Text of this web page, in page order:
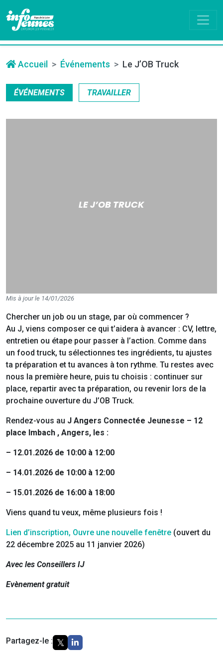
Accueil Événements Le J’OB Truck
ÉVÉNEMENTS TRAVAILLER
LE J’OB TRUCK
Mis à jour le 14/01/2026
Chercher un job ou un stage, par où commencer ?
Au J, viens composer ce qui t’aidera à avancer : CV, lettre,
entretien ou étape pour passer à l’action. Comme dans
un food truck, tu sélectionnes tes ingrédients, tu ajustes
ta préparation et tu avances à ton rythme. Tu restes avec
nous la première heure, puis tu choisis : continuer sur
place, repartir avec ta préparation, ou revenir lors de la
prochaine ouverture du J’OB Truck.
Rendez-vous au J Angers Connectée Jeunesse – 12
place Imbach , Angers, les :
– 12.01.2026 de 10:00 à 12:00
– 14.01.2026 de 10:00 à 12:00
– 15.01.2026 de 16:00 à 18:00
Viens quand tu veux, même plusieurs fois !
Lien d’inscription, Ouvre une nouvelle fenêtre (ouvert du
22 décembre 2025 au 11 janvier 2026)
Avec les Conseillers IJ
Evènement gratuit
Partagez-le :